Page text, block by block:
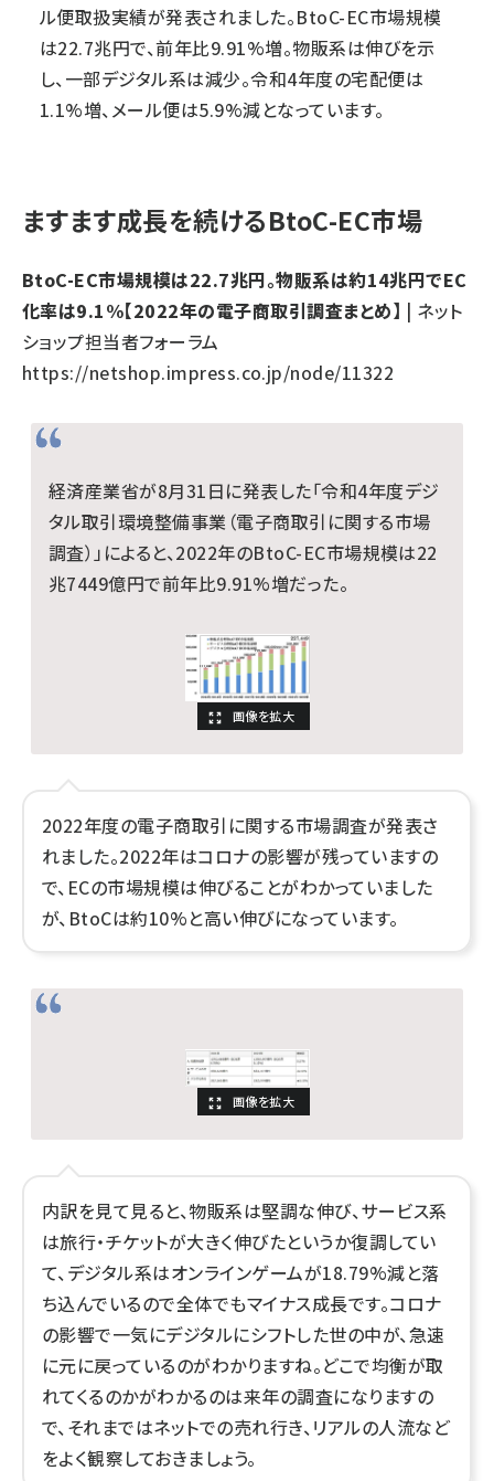
ル便取扱実績が発表されました。BtoC-EC市場規模
は22.7兆円で、前年比9.91%増。物販系は伸びを示
し、一部デジタル系は減少。令和4年度の宅配便は
1.1%増、メール便は5.9%減となっています。
ますます成長を続けるBtoC-EC市場
BtoC-EC市場規模は22.7兆円。物販系は約14兆円でEC
化率は9.1%【2022年の電子商取引調査まとめ】 | ネット
ショップ担当者フォーラム
https://netshop.impress.co.jp/node/11322
経済産業省が8月31日に発表した「令和4年度デジ
タル取引環境整備事業（電子商取引に関する市場
調査）」によると、2022年のBtoC-EC市場規模は22
兆7449億円で前年比9.91%増だった。
2022年度の電子商取引に関する市場調査が発表さ
れました。2022年はコロナの影響が残っていますの
で、ECの市場規模は伸びることがわかっていました
が、BtoCは約10%と高い伸びになっています。
内訳を見て見ると、物販系は堅調な伸び、サービス系
は旅行・チケットが大きく伸びたというか復調してい
て、デジタル系はオンラインゲームが18.79%減と落
ち込んでいるので全体でもマイナス成長です。コロナ
の影響で一気にデジタルにシフトした世の中が、急速
に元に戻っているのがわかりますね。どこで均衡が取
れてくるのかがわかるのは来年の調査になりますの
で、それまではネットでの売れ行き、リアルの人流など
をよく観察しておきましょう。